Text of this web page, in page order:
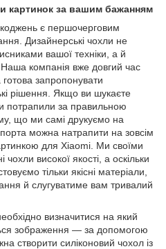
картинок за вашим бажанням
є першочерговим
Дизайнерські чохли не
вашої техніки, а й
компанія вже довгий час
готова запропонувати
рішення. Якщо ви шукаєте
потрапили за правильною
що ми самі друкуємо на
можна натрапити на зовсім
для Xiaomi. Ми своїми
високої якості, а оскільки
тільки якісні матеріали,
й слугуватиме вам тривалий
визначитися на який
зображення — за допомогою
створити силіконовий чохол із